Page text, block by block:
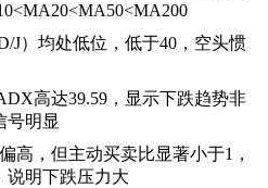
J）均处低位，低于40，空头惯
高达39.59，显示下跌趋势非
号明显
高，但主动买卖比显著小于1，
说明下跌压力大